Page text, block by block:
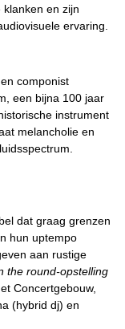
en zijn
ervaring.
componist
een bijna 100 jaar
instrument
melancholie en
dat graag grenzen
hun uptempo
aan rustige
the round-opstelling
Concertgebouw,
(hybrid dj) en